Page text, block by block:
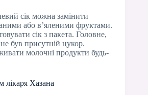
сік можна замінити
або в’яленими фруктами.
сік з пакета. Головне,
був присутній цукор.
молочні продукти будь-
лікаря Хазана